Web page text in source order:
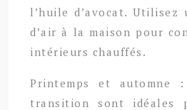
l’huile d’avocat. Utilisez
d’air à la maison pour
intérieurs chauffés.
Printemps et automne
transition sont idéales